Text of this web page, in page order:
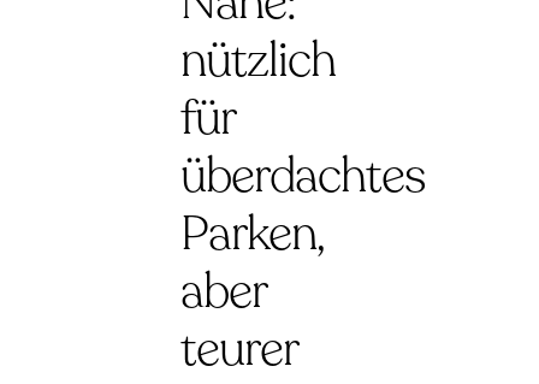
nützlich
für
überdachtes
Parken,
aber
teurer